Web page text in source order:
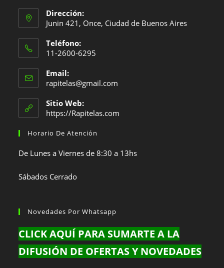
en
una
nueva
pestaña
una
pestaña
una
pestaña
Dirección:
Junin 421, Once, Ciudad de Buenos Aires
Teléfono:
11-2600-6295
abre
en
tu
aplicación
Email:
rapitelas@gmail.com
aplicación
Sitio Web:
https://Rapitelas.com
Horario De Atención
De Lunes a Viernes de 8:30 a 13hs
Sábados Cerrado
Novedades Por Whatsapp
CLICK AQUÍ PARA SUMARTE A LA
DIFUSIÓN DE OFERTAS Y NOVEDADES